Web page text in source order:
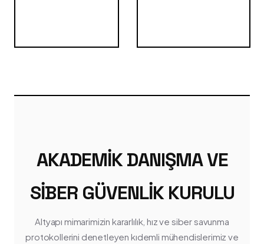
AKADEMIK DANIŞMA VE
SIBER GÜVENLIK KURULU
Altyapı mimarimizin kararlılık, hız ve siber savunma
protokollerini denetleyen kıdemli mühendislerimiz ve